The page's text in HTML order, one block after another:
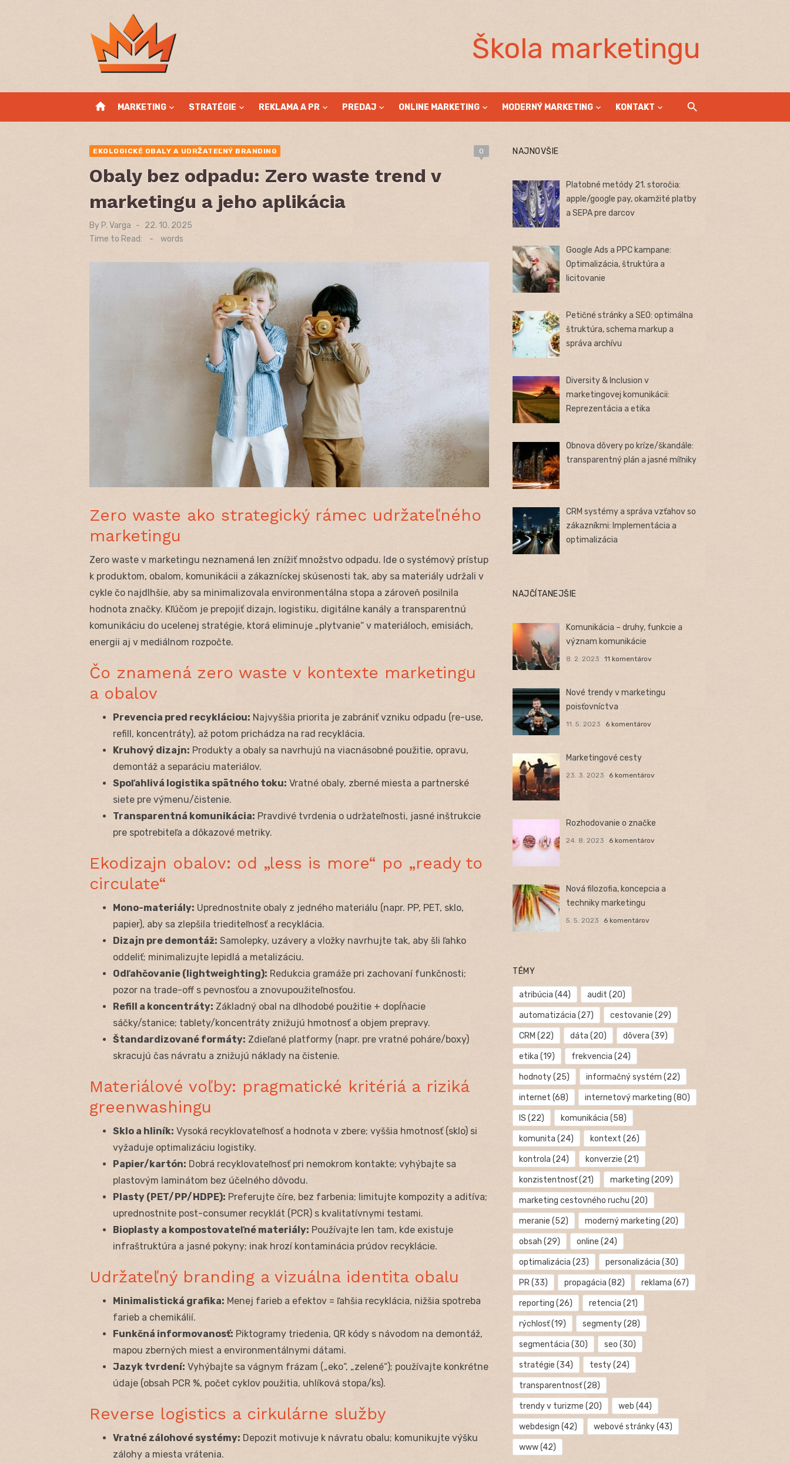
Škola marketingu
home MARKETING STRATÉGIE REKLAMA A PR PREDAJ ONLINE MARKETING MODERNÝ MARKETING KONTAKT
EKOLOGICKÉ OBALY A UDRŽATEĽNÝ BRANDING 0
Obaly bez odpadu: Zero waste trend v
marketingu a jeho aplikácia
By P. Varga
Posted
22. 10. 2025
Time to Read:
- words
Zero waste ako strategický rámec udržateľného
marketingu
Zero waste v marketingu neznamená len znížiť množstvo odpadu. Ide o systémový prístup
k produktom, obalom, komunikácii a zákazníckej skúsenosti tak, aby sa materiály udržali v
cykle čo najdlhšie, aby sa minimalizovala environmentálna stopa a zároveň posilnila
hodnota značky. Kľúčom je prepojiť dizajn, logistiku, digitálne kanály a transparentnú
komunikáciu do ucelenej stratégie, ktorá eliminuje „plytvanie“ v materiáloch, emisiách,
energii aj v mediálnom rozpočte.
Čo znamená zero waste v kontexte marketingu
a obalov
Prevencia pred recykláciou: Najvyššia priorita je zabrániť vzniku odpadu (re-use,
refill, koncentráty), až potom prichádza na rad recyklácia.
Kruhový dizajn: Produkty a obaly sa navrhujú na viacnásobné použitie, opravu,
demontáž a separáciu materiálov.
Spoľahlivá logistika spätného toku: Vratné obaly, zberné miesta a partnerské
siete pre výmenu/čistenie.
Transparentná komunikácia: Pravdivé tvrdenia o udržateľnosti, jasné inštrukcie
pre spotrebiteľa a dôkazové metriky.
Ekodizajn obalov: od „less is more“ po „ready to
circulate“
Mono-materiály: Uprednostnite obaly z jedného materiálu (napr. PP, PET, sklo,
papier), aby sa zlepšila triediteľnosť a recyklácia.
Dizajn pre demontáž: Samolepky, uzávery a vložky navrhujte tak, aby šli ľahko
oddeliť; minimalizujte lepidlá a metalizáciu.
Odľahčovanie (lightweighting): Redukcia gramáže pri zachovaní funkčnosti;
pozor na trade-off s pevnosťou a znovupoužiteľnosťou.
Refill a koncentráty: Základný obal na dlhodobé použitie + dopĺňacie
sáčky/stanice; tablety/koncentráty znižujú hmotnosť a objem prepravy.
Štandardizované formáty: Zdieľané platformy (napr. pre vratné poháre/boxy)
skracujú čas návratu a znižujú náklady na čistenie.
Materiálové voľby: pragmatické kritériá a riziká
greenwashingu
Sklo a hliník: Vysoká recyklovateľnosť a hodnota v zbere; vyššia hmotnosť (sklo) si
vyžaduje optimalizáciu logistiky.
Papier/kartón: Dobrá recyklovateľnosť pri nemokrom kontakte; vyhýbajte sa
plastovým laminátom bez účelného dôvodu.
Plasty (PET/PP/HDPE): Preferujte číre, bez farbenia; limitujte kompozity a aditíva;
uprednostnite post-consumer recyklát (PCR) s kvalitatívnymi testami.
Bioplasty a kompostovateľné materiály: Používajte len tam, kde existuje
infraštruktúra a jasné pokyny; inak hrozí kontaminácia prúdov recyklácie.
Udržateľný branding a vizuálna identita obalu
Minimalistická grafika: Menej farieb a efektov = ľahšia recyklácia, nižšia spotreba
farieb a chemikálií.
Funkčná informovanosť: Piktogramy triedenia, QR kódy s návodom na demontáž,
mapou zberných miest a environmentálnymi dátami.
Jazyk tvrdení: Vyhýbajte sa vágnym frázam („eko“, „zelené“); používajte konkrétne
údaje (obsah PCR %, počet cyklov použitia, uhlíková stopa/ks).
Reverse logistics a cirkulárne služby
Vratné zálohové systémy: Depozit motivuje k návratu obalu; komunikujte výšku
zálohy a miesta vrátenia.
NAJNOVŠIE
Platobné metódy 21. storočia:
apple/google pay, okamžité platby
a SEPA pre darcov
Google Ads a PPC kampane:
Optimalizácia, štruktúra a
licitovanie
Petičné stránky a SEO: optimálna
štruktúra, schema markup a
správa archívu
Diversity & Inclusion v
marketingovej komunikácii:
Reprezentácia a etika
Obnova dôvery po kríze/škandále:
transparentný plán a jasné míľniky
CRM systémy a správa vzťahov so
zákazníkmi: Implementácia a
optimalizácia
NAJČÍTANEJŠIE
Komunikácia – druhy, funkcie a
význam komunikácie
8. 2. 2023 11 komentárov
Nové trendy v marketingu
poisťovníctva
11. 5. 2023 6 komentárov
Marketingové cesty
23. 3. 2023 6 komentárov
Rozhodovanie o značke
24. 8. 2023 6 komentárov
Nová filozofia, koncepcia a
techniky marketingu
5. 5. 2023 6 komentárov
TÉMY
atribúcia (44) audit (20)
automatizácia (27) cestovanie (29)
CRM (22) dáta (20) dôvera (39)
etika (19) frekvencia (24)
hodnoty(25) informačný systém (22)
internet (68) internetový marketing (80)
IS (22) komunikácia (58)
komunita (24) kontext (26)
kontrola (24) konverzie (21)
konzistentnosť(21) marketing (209)
marketing cestovného ruchu (20)
meranie (52) moderný marketing (20)
obsah (29) online (24)
optimalizácia (23) personalizácia (30)
PR(33) propagácia (82) reklama (67)
reporting (26) retencia (21)
rýchlosť(19) segmenty(28)
segmentácia (30) seo (30)
stratégie (34) testy(24)
transparentnosť(28)
trendy v turizme (20) web (44)
webdesign (42) webové stránky(43)
www(42)